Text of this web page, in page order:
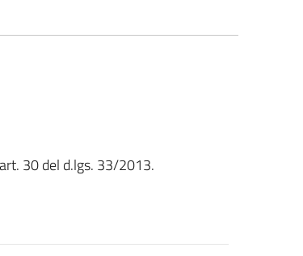
30 del d.lgs. 33/2013.